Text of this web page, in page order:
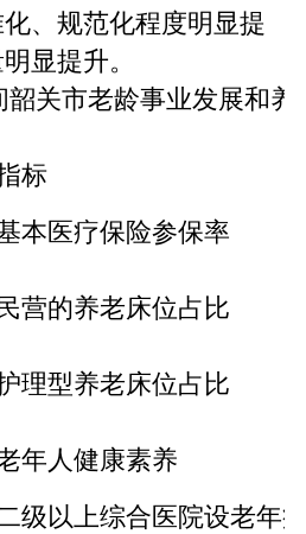
、规范化程度明显提
显提升。
韶关市老龄事业发展和
标
本医疗保险参保率
营的养老床位占比
理型养老床位占比
年人健康素养
级以上综合医院设老年